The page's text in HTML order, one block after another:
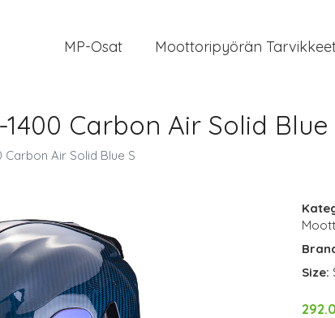
MP-Osat Moottoripyörän
Carbon Air Solid Blue
Carbon Air Solid Blue S
Size: